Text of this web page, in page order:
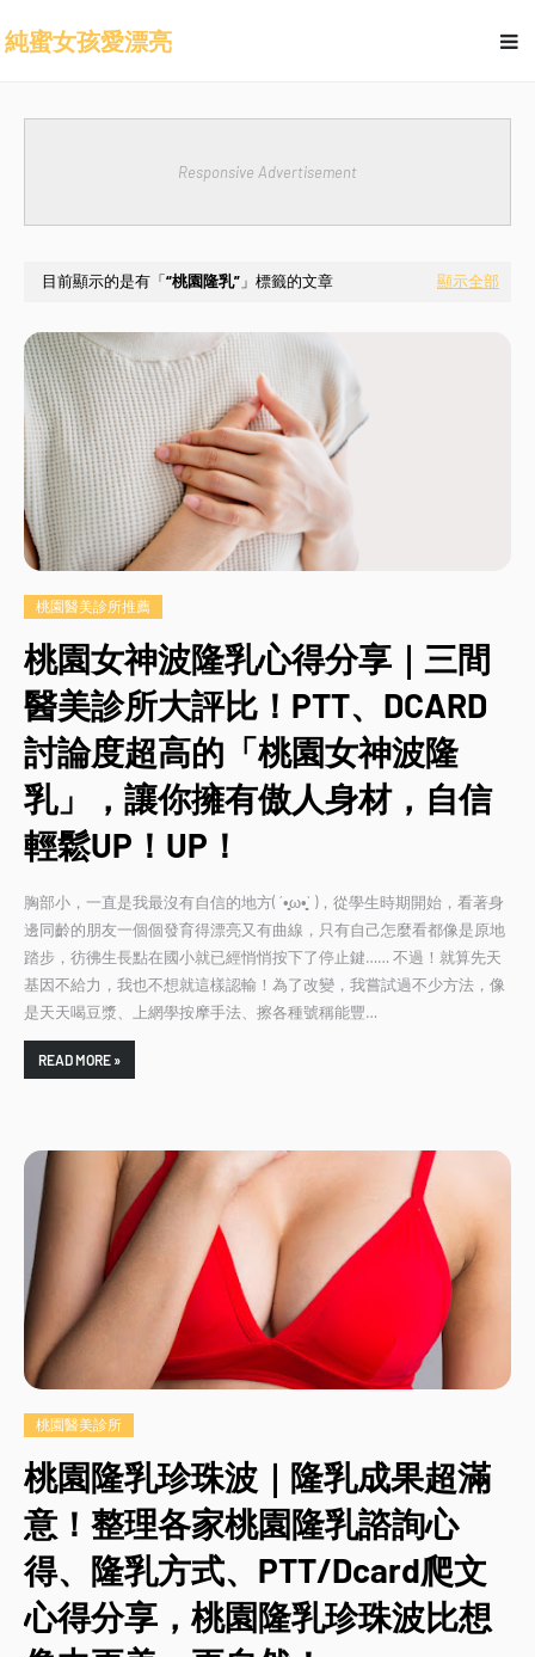
純蜜女孩愛漂亮
Responsive Advertisement
目前顯示的是有「 桃園隆乳 」標籤的文章 顯示全部
桃園醫美診所推薦
桃園女神波隆乳心得分享｜三間
醫美診所大評比！PTT、DCARD
討論度超高的「桃園女神波隆
乳」，讓你擁有傲人身材，自信
輕鬆UP！UP！
胸部小，一直是我最沒有自信的地方( ´•̥̥̥ω•̥̥̥` )，從學生時期開始，看著身
邊同齡的朋友一個個發育得漂亮又有曲線，只有自己怎麼看都像是原地
踏步，彷彿生長點在國小就已經悄悄按下了停止鍵…… 不過！就算先天
基因不給力，我也不想就這樣認輸！為了改變，我嘗試過不少方法，像
是天天喝豆漿、上網學按摩手法、擦各種號稱能豐…
READ MORE »
桃園醫美診所
桃園隆乳珍珠波｜隆乳成果超滿
意！整理各家桃園隆乳諮詢心
得、隆乳方式、PTT/Dcard爬文
心得分享，桃園隆乳珍珠波比想